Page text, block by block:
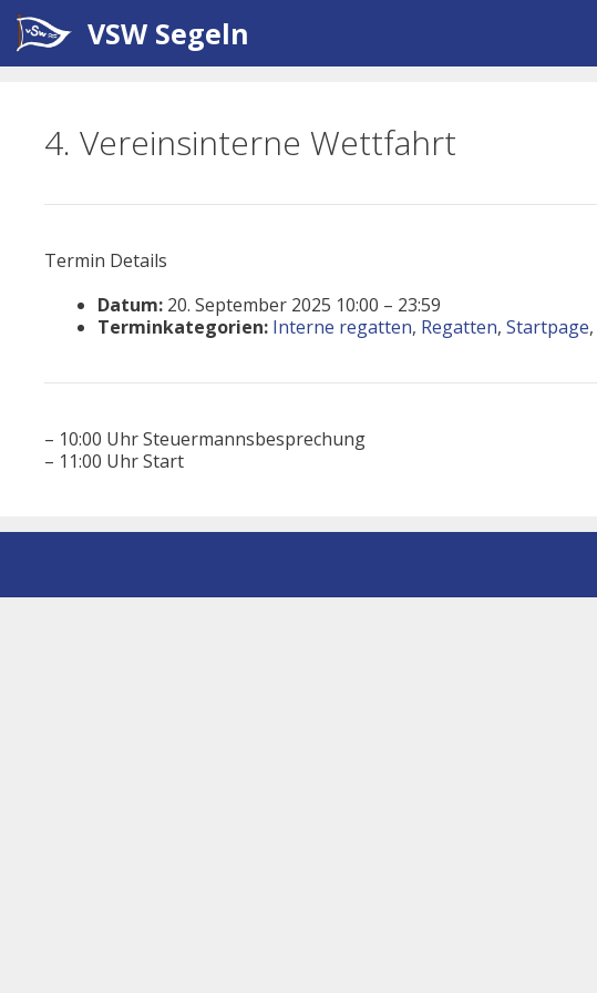
Zum
Inhalt
springen
VSW Segeln
4. Vereinsinterne Wettfahrt
Termin Details
Datum: 20. September 2025 10:00 – 23:59
Terminkategorien: Interne regatten, Regatten, Startpage,
– 10:00 Uhr Steuermannsbesprechung
– 11:00 Uhr Start